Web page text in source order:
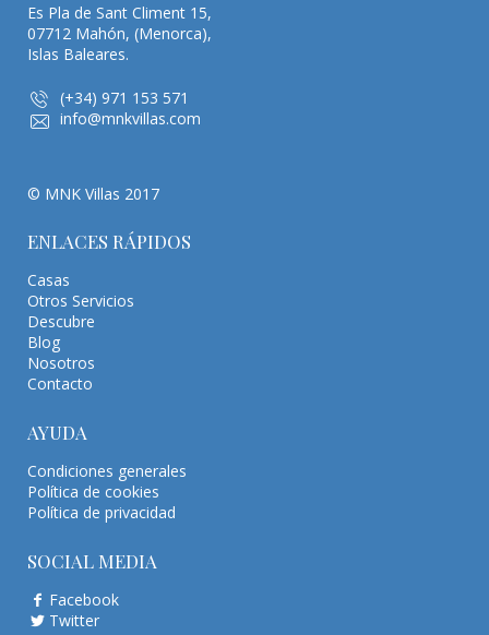
Es Pla de Sant Climent 15,
07712 Mahón, (Menorca),
Islas Baleares.
(+34) 971 153 571
info@mnkvillas.com
© MNK Villas 2017
ENLACES RÁPIDOS
Casas
Otros Servicios
Descubre
Blog
Nosotros
Contacto
AYUDA
Condiciones generales
Política de cookies
Política de privacidad
SOCIAL MEDIA
Facebook
Twitter